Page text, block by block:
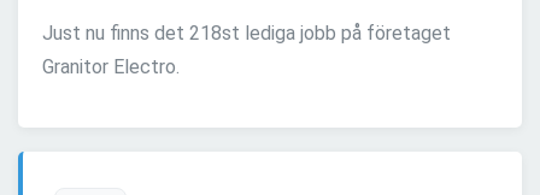
Just nu finns det 218st lediga jobb på företaget
Granitor Electro.